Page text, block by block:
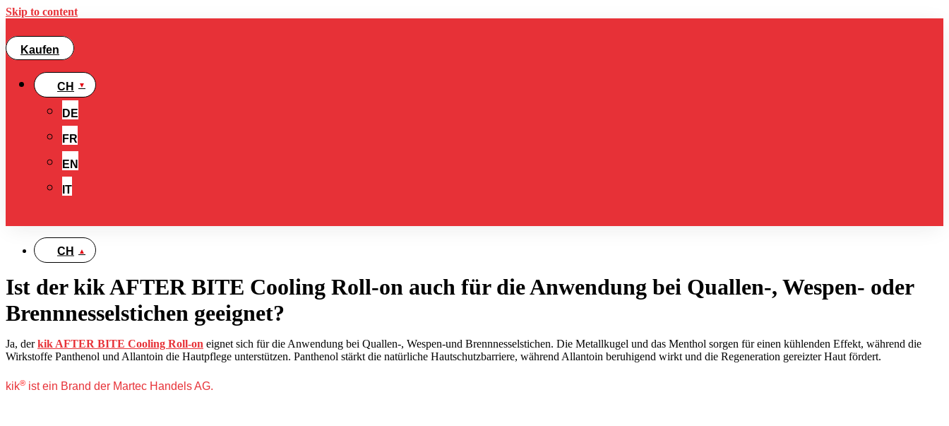
Skip to content
Kaufen
CH
DE
FR
EN
IT
CH
Ist der kik AFTER BITE Cooling Roll-on auch für die Anwendung bei Quallen-, Wespen- oder
Brennnesselstichen geeignet?
Ja, derkik AFTER BITE Cooling Roll-on eignet sich für die Anwendung bei Quallen-, Wespen-und Brennnesselstichen. Die Metallkugel und das Menthol sorgen für einen kühlenden Effekt, während die
Wirkstoffe Panthenol und Allantoin die Hautpflege unterstützen. Panthenol stärkt die natürliche Hautschutzbarriere, während Allantoin beruhigend wirkt und die Regeneration gereizter Haut fördert.
kik® ist ein Brand der Martec Handels AG.